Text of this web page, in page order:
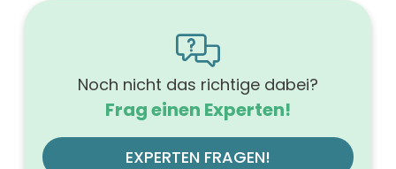
Noch nicht das richtige dabei?
Frag einen Experten!
EXPERTEN FRAGEN!